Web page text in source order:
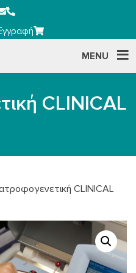
MENU
CLINICAL
CLINICAL